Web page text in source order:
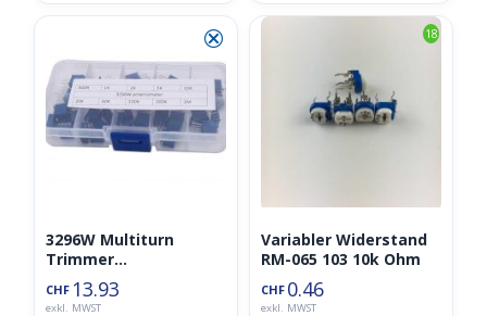
⮿
3296W Multiturn
Trimmer
Potentiometer Kit
(Variabler Widerstand)
CHF 13.93
exkl. MWST
18
Variabler Widerstand
RM-065 103 10k Ohm
CHF 0.46
exkl. MWST